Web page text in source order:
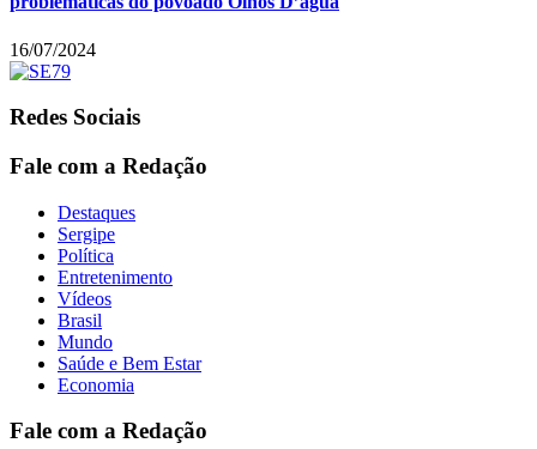
16/07/2024
Redes Sociais
Fale com a Redação
Destaques
Sergipe
Política
Entretenimento
Vídeos
Brasil
Mundo
Saúde e Bem Estar
Economia
Fale com a Redação